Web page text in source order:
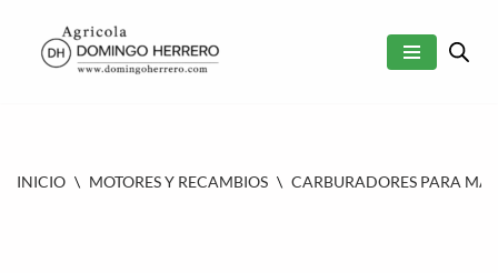
SALTAR
INICIO \ MOTORES Y RECAMBIOS \ CARBURADORES PARA